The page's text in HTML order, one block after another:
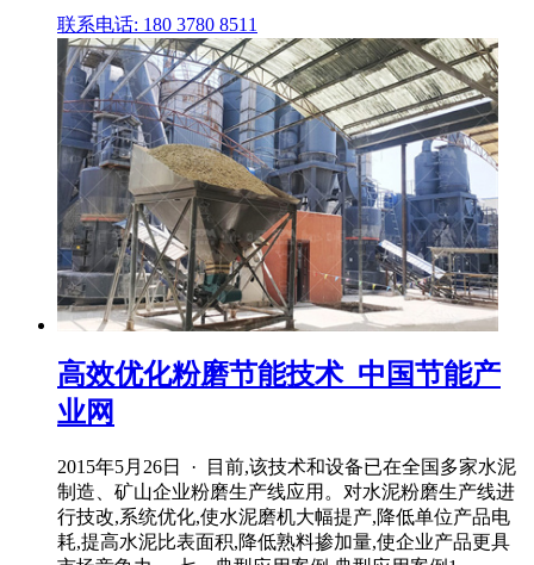
联系电话: 180 3780 8511
高效优化粉磨节能技术_中国节能产
业网
2015年5月26日 · 目前,该技术和设备已在全国多家水泥
制造、矿山企业粉磨生产线应用。对水泥粉磨生产线进
行技改,系统优化,使水泥磨机大幅提产,降低单位产品电
耗,提高水泥比表面积,降低熟料掺加量,使企业产品更具